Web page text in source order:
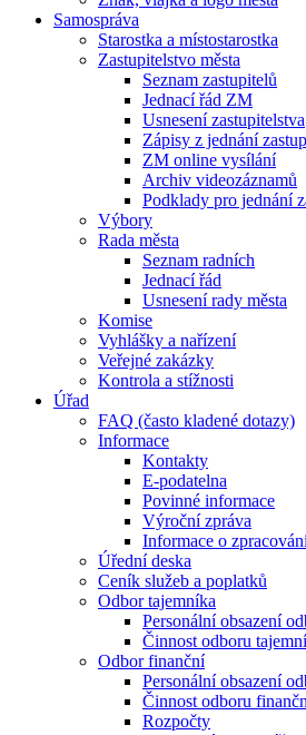
Samospráva
Starostka a místostarostka
Zastupitelstvo města
Seznam zastupitelů
Jednací řád ZM
Usnesení zastupitelstva
Zápisy z jednání
ZM online vysílání
Archiv videozáznamů
Podklady pro jednání
Výbory
Rada města
Seznam radních
Jednací řád
Usnesení rady města
Komise
Vyhlášky a nařízení
Veřejné zakázky
Kontrola a stížnosti
Úřad
FAQ (často kladené dotazy)
Informace
Kontakty
E-podatelna
Povinné informace
Výroční zpráva
Informace o
Úřední deska
Ceník služeb a poplatků
Odbor tajemníka
Personální obsazení
Činnost odboru
Odbor finanční
Personální obsazení
Činnost odboru
Rozpočty